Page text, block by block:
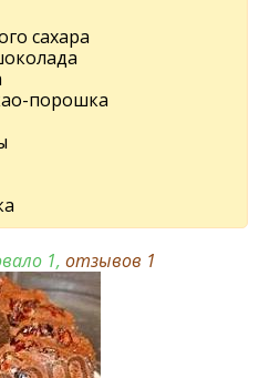
сахара
порошка
1, отзывов 1